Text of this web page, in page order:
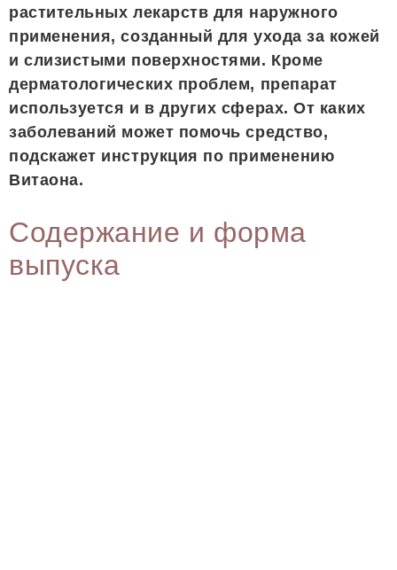
растительных лекарств для наружного
применения, созданный для ухода за кожей
и слизистыми поверхностями. Кроме
дерматологических проблем, препарат
используется и в других сферах. От каких
заболеваний может помочь средство,
подскажет инструкция по применению
Витаона.
Содержание и форма
выпуска